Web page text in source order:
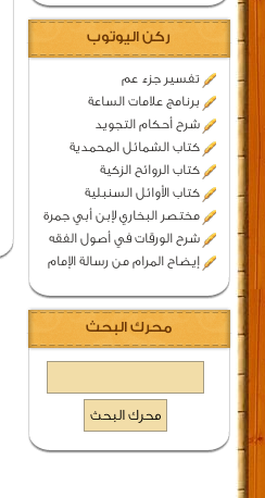
ركن اليوتوب
تفسير جزء عم
برنامج علامات الساعة
شرح أحكام التجويد
كتاب الشمائل المحمدية
كتاب الروائح الزكية
كتاب الأوائل السنبلية
مختصر البخاري لإبن أبي جمرة
شرح الورقات في أصول الفقه
إيضاح المرام من رسالة الإمام
محرك البحث